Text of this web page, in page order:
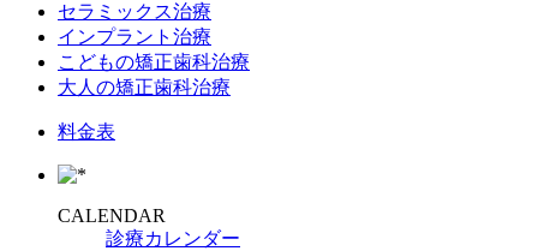
セラミックス治療
インプラント治療
こどもの矯正歯科治療
大人の矯正歯科治療
料金表
CALENDAR
診療カレンダー